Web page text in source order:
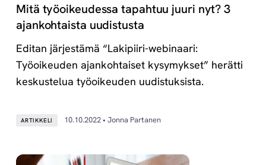
Mitä työoikeudessa tapahtuu juuri nyt? 3
ajankohtaista uudistusta
Editan järjestämä “Lakipiiri-webinaari:
Työoikeuden ajankohtaiset kysymykset” herätti
keskustelua työoikeuden uudistuksista.
ARTIKKELI 10.10.2022 • Jonna Partanen